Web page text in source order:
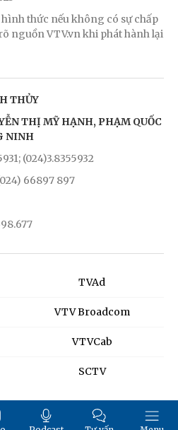
thức nếu không có sự chấp
nguồn VTV.vn khi phát hành lại
THỦY
THỊ MỸ HẠNH, PHẠM QUỐC
NINH
(024)3.8355932
66897 897
TVAd
VTV Broadcom
VTVCab
SCTV